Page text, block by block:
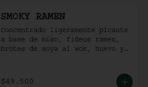
SMOKY RAMEN
Concentrado ligeramente picante
a base de miso, fideos ramen,
brotes de soya al wok, huevo y
$49.500